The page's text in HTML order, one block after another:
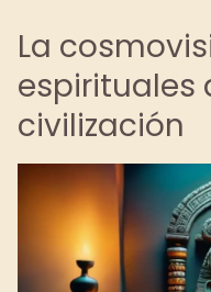
La
espirituales
civilización